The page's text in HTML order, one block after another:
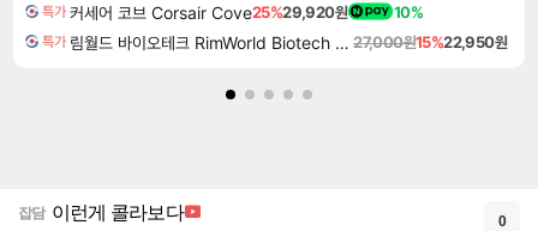
특가 커세어 코브 Corsair Cove25%29,920원 10%
특가 림월드 바이오테크 RimWorld Biotech DLC 27,000원15%22,950원
잡담 이런게 콜라보다 0